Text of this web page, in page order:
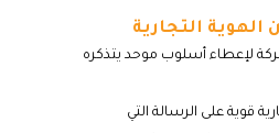
التجارية
لإعطاء أسلوب موحد يتذكره
قوية على الرسالة التي